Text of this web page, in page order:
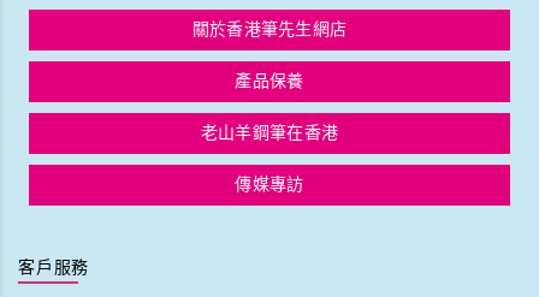
關於香港筆先生網店
產品保養
老山羊鋼筆在香港
傳媒專訪
客戶服務